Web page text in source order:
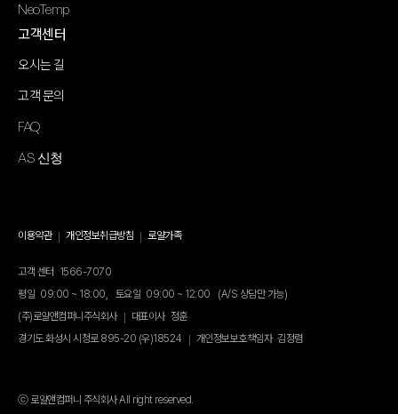
NeoTemp
고객센터
오시는 길
고객 문의
FAQ
AS 신청
이용약관 개인정보취급방침 로얄가족
고객 센터
1566-7070
평일 09:00 ~ 18:00, 토요일 09:00 ~ 12:00
(A/S 상담만 가능)
(주)로얄앤컴퍼니주식회사
대표이사 정훈
경기도 화성시 시청로 895-20 (우)18524
개인정보보호책임자 김정렴
ⓒ 로얄앤컴퍼니 주식회사 All right reserved.